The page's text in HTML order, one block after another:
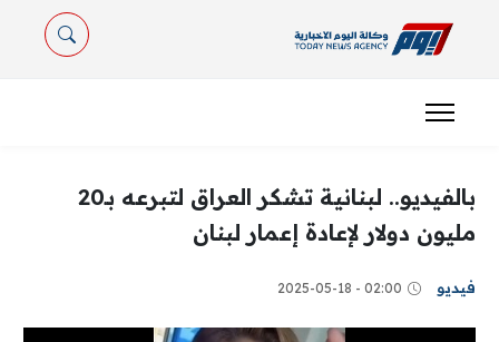
بالفيديو.. لبنانية تشكر العراق لتبرعه بـ20
مليون دولار لإعادة إعمار لبنان
فيديو 02:00 - 2025-05-18